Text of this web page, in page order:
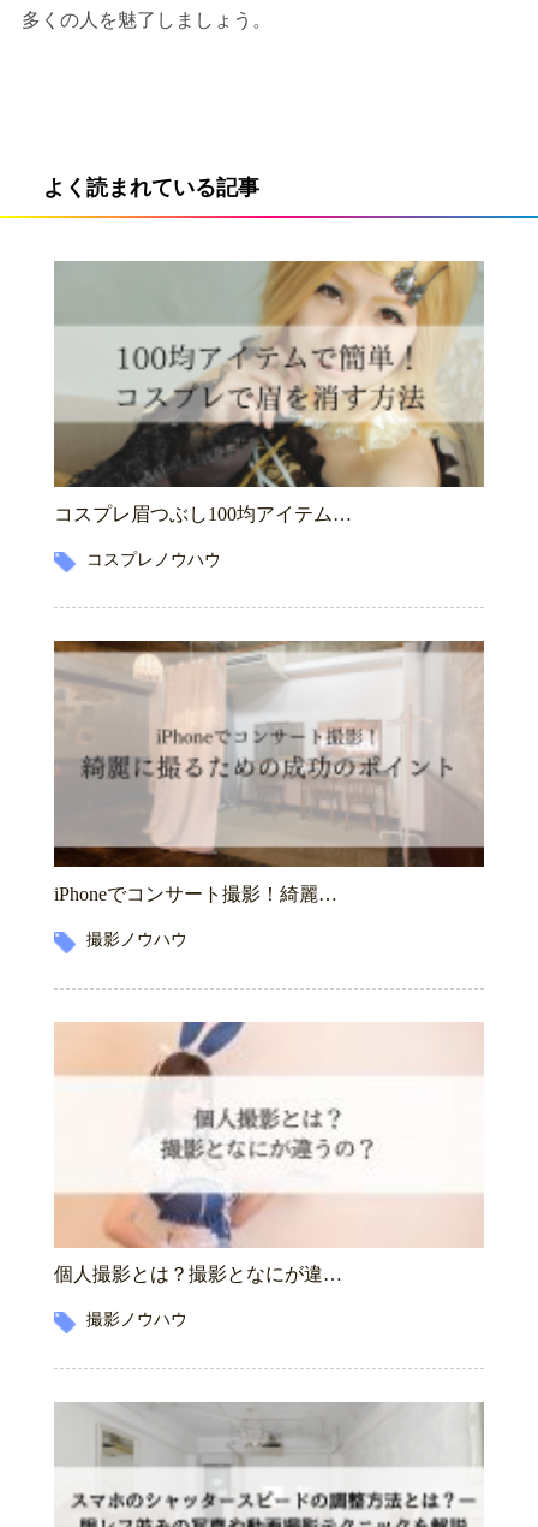
多くの人を魅了しましょう。
よく読まれている記事
コスプレ眉つぶし100均アイテム…
コスプレノウハウ
iPhoneでコンサート撮影！綺麗…
撮影ノウハウ
個人撮影とは？撮影となにが違…
撮影ノウハウ